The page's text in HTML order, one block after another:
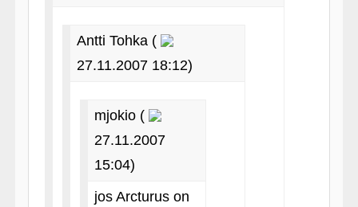
Antti Tohka (
27.11.2007 18:12)
mjokio (
27.11.2007
15:04)
jos Arcturus on